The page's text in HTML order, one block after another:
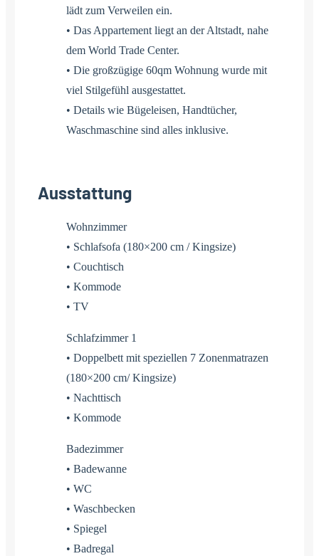
lädt zum Verweilen ein.
• Das Appartement liegt an der Altstadt, nahe
dem World Trade Center.
• Die großzügige 60qm Wohnung wurde mit
viel Stilgefühl ausgestattet.
• Details wie Bügeleisen, Handtücher,
Waschmaschine sind alles inklusive.
Ausstattung
Wohnzimmer
• Schlafsofa (180×200 cm / Kingsize)
• Couchtisch
• Kommode
• TV
Schlafzimmer 1
• Doppelbett mit speziellen 7 Zonenmatrazen
(180×200 cm/ Kingsize)
• Nachttisch
• Kommode
Badezimmer
• Badewanne
• WC
• Waschbecken
• Spiegel
• Badregal